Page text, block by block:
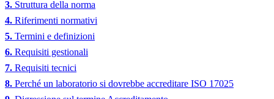
3. Struttura della norma
4. Riferimenti normativi
5. Termini e definizioni
6. Requisiti gestionali
7. Requisiti tecnici
8. Perché un laboratorio si dovrebbe accreditare ISO 17025